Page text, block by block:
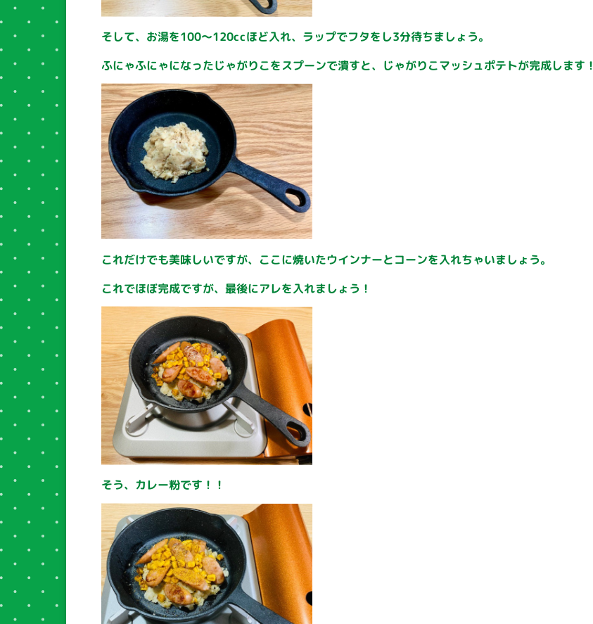
そして、お湯を100～120ccほど入れ、ラップでフタをし3分待ちましょう。
ふにゃふにゃになったじゃがりこをスプーンで潰すと、じゃがりこマッシュポテトが完成します！
これだけでも美味しいですが、ここに焼いたウインナーとコーンを入れちゃいましょう。
これでほぼ完成ですが、最後にアレを入れましょう！
そう、カレー粉です！！